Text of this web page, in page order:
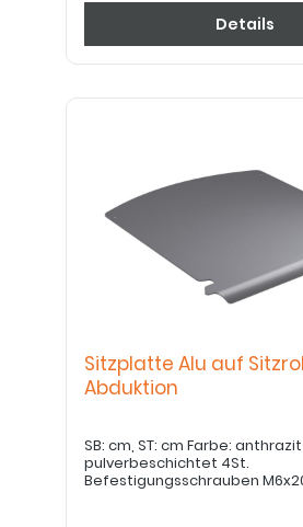
Details
Sitzplatte Alu auf
Abduktion
SB: cm, ST: cm Farbe: anthrazit matt/glanz
pulverbeschichtet 4St.
Befestigungsschrauben